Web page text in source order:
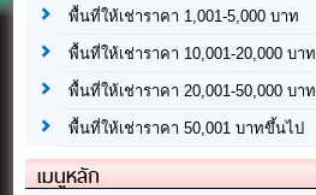
พื้นที่ให้เช่าราคา 1,001-5,000 บาท
พื้นที่ให้เช่าราคา 10,001-20,000 บาท
พื้นที่ให้เช่าราคา 20,001-50,000 บาท
พื้นที่ให้เช่าราคา 50,001 บาทขึ้นไป
เมนูหลัก